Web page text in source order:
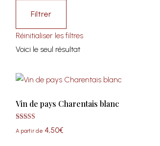
Filtrer
Réinitialiser les filtres
Voici le seul résultat
Vin de pays Charentais blanc
5.00
A partir de 4,50€
Choix des options